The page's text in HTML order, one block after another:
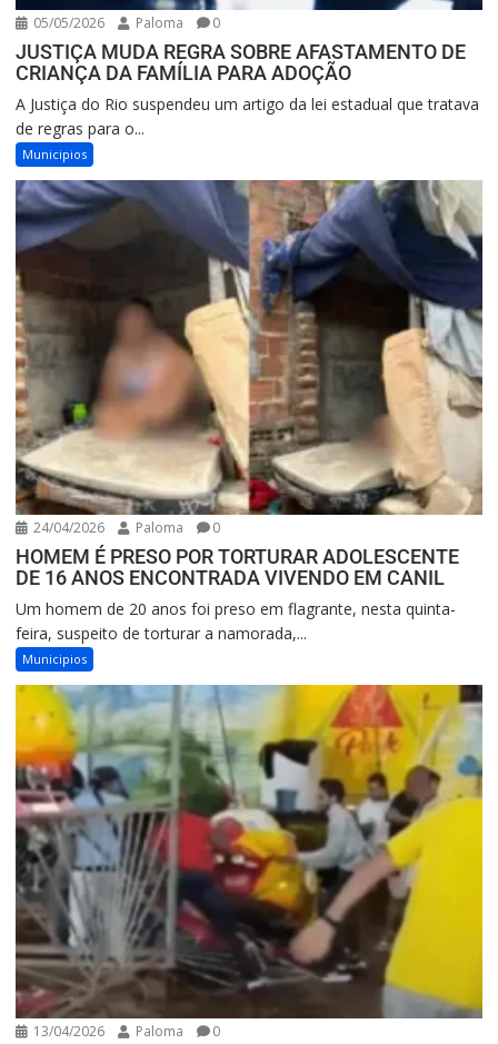
05/05/2026 Paloma 0
JUSTIÇA MUDA REGRA SOBRE AFASTAMENTO DE
CRIANÇA DA FAMÍLIA PARA ADOÇÃO
A Justiça do Rio suspendeu um artigo da lei estadual que tratava
de regras para o...
Municipios
24/04/2026 Paloma 0
HOMEM É PRESO POR TORTURAR ADOLESCENTE
DE 16 ANOS ENCONTRADA VIVENDO EM CANIL
Um homem de 20 anos foi preso em flagrante, nesta quinta-
feira, suspeito de torturar a namorada,...
Municipios
13/04/2026 Paloma 0